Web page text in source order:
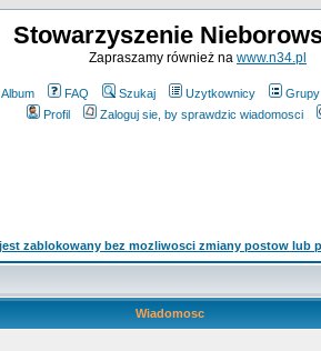
Stowarzyszenie
Zapraszamy również na www.n34.pl
Album FAQ Szukaj Uzytkownicy Grupy
Profil
Zaloguj sie, by sprawdzic wiadomosci
Wiadomosc